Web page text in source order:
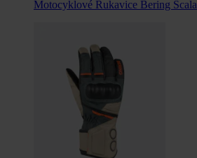
Motocyklové Rukavice Bering Scala